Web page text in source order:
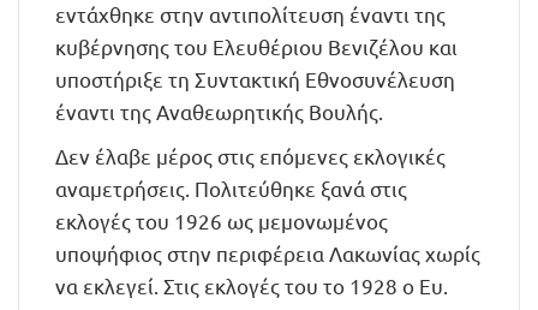
εντάχθηκε στην αντιπολίτευση έναντι της
κυβέρνησης του Ελευθέριου Βενιζέλου και
υποστήριξε τη Συντακτική Εθνοσυνέλευση
έναντι της Αναθεωρητικής Βουλής.
Δεν έλαβε μέρος στις επόμενες εκλογικές
αναμετρήσεις. Πολιτεύθηκε ξανά στις
εκλογές του 1926 ως μεμονωμένος
υποψήφιος στην περιφέρεια Λακωνίας χωρίς
να εκλεγεί. Στις εκλογές του το 1928 ο Ευ.